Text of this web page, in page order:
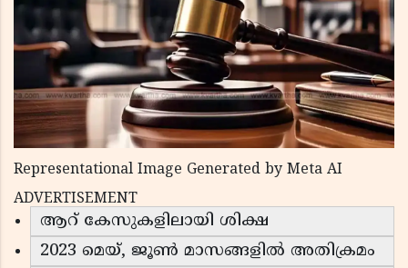
Representational Image Generated by Meta AI
ADVERTISEMENT
ആറ് കേസുകളിലായി ശിക്ഷ
2023 മെയ്, ജൂൺ മാസങ്ങളിൽ അതിക്രമം